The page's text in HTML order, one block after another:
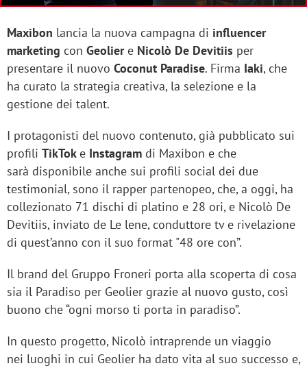
Maxibon lancia la nuova campagna di influencer
marketing con Geoliere Nicolò De Devitiis per
presentare il nuovo Coconut Paradise. Firma Iaki, che
ha curato la strategia creativa, la selezione e la
gestione dei talent.
I protagonisti del nuovo contenuto, già pubblicato sui
profili TikTok e Instagram di Maxibon e che
sarà disponibile anche sui profili social dei due
testimonial, sono il rapper partenopeo, che, a oggi, ha
collezionato 71 dischi di platino e 28 ori, e Nicolò De
Devitiis, inviato de Le lene, conduttore tv e rivelazione
di quest’anno con il suo format "48 ore con”.
Il brand del Gruppo Froneri porta alla scoperta di cosa
sia il Paradiso per Geolier grazie al nuovo gusto, così
buono che “ogni morso ti porta in paradiso”.
In questo progetto, Nicolò intraprende un viaggio
nei luoghi in cui Geolier ha dato vita al suo successo e,